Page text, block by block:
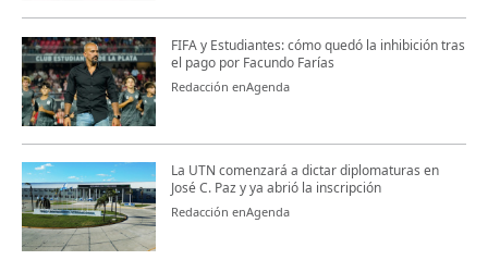
FIFA y Estudiantes: cómo quedó la inhibición tras
el pago por Facundo Farías
Redacción enAgenda
La UTN comenzará a dictar diplomaturas en
José C. Paz y ya abrió la inscripción
Redacción enAgenda